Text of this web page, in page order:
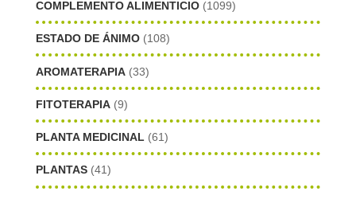
COMPLEMENTO ALIMENTICIO (1099)
ESTADO DE ÁNIMO (108)
AROMATERAPIA (33)
FITOTERAPIA (9)
PLANTA MEDICINAL (61)
PLANTAS (41)